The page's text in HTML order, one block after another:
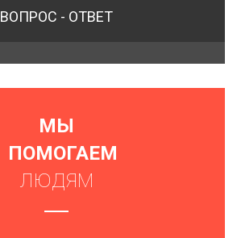
ВОПРОС - ОТВЕТ
МЫ
ПОМОГАЕМ
ЛЮДЯМ